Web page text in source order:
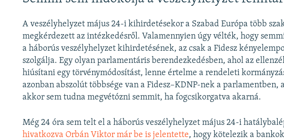
A veszélyhelyzet május 24-i kihirdetésekor a Szabad Európa több
megkérdezett az intézkedésről. Valamennyien úgy vélték, hogy
a háborús veszélyhelyzet kihirdetésének, az csak a Fidesz
szolgálja. Egy olyan parlamentáris berendezkedésben, ahol az
hiúsítani egy törvénymódosítást, lenne értelme a rendeleti
azonban abszolút többsége van a Fidesz–KDNP-nek a parlamentben,
akkor sem tudna megvétózni semmit, ha fogcsikorgatva akarná.
Még 24 óra sem telt el a háborús veszélyhelyzet május 24-i
hivatkozva Orbán Viktor már be is jelentette, hogy kötelezik a